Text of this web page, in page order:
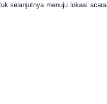
selanjutnya menuju lokasi acara